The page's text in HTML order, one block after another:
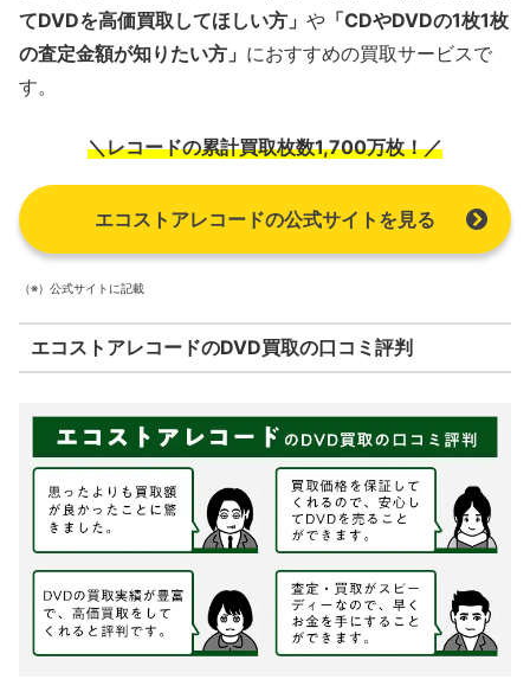
てDVDを高価買取してほしい方」 や 「CDやDVDの1枚1枚
の査定金額が知りたい方」 におすすめの買取サービスで
す。
＼レコードの累計買取枚数1,700万枚！／
エコストアレコードの公式サイトを見る
（※）公式サイトに記載
エコストアレコードのDVD買取の口コミ評判